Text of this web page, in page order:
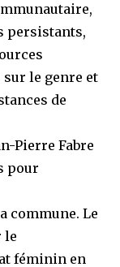
persistants,
sur le genre et
de
Pierre Fabre
pour
commune. Le
le
féminin en